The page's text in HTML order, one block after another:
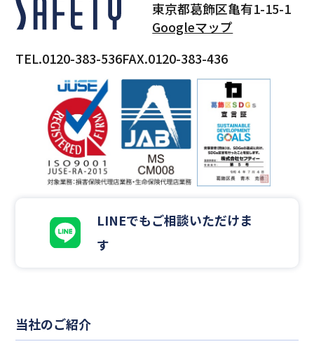
東京都葛飾区亀有1-15-1
Googleマップ
TEL.0120-383-536FAX.0120-383-436
LINEでもご相談いただけま
す
当社のご紹介